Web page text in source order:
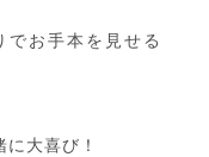
でお手本を見せる
大喜び！